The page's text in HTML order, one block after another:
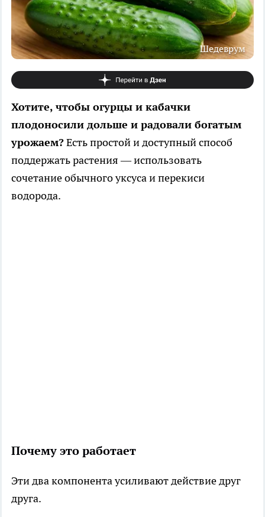
Шедеврум
Хотите, чтобы огурцы и кабачки
плодоносили дольше и радовали богатым
урожаем?Есть простой и доступный способ
поддержать растения — использовать
сочетание обычного уксуса и перекиси
водорода.
Почему это работает
Эти два компонента усиливают действие друг
друга.